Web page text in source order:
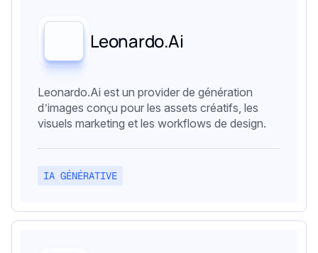
Leonardo.Ai
Leonardo.Ai est un provider de génération
d’images conçu pour les assets créatifs, les
visuels marketing et les workflows de design.
IA GÉNÉRATIVE